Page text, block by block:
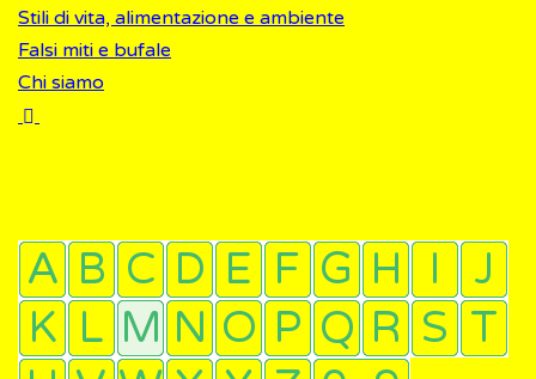
Stili di vita, alimentazione e ambiente
Falsi miti e bufale
Chi siamo